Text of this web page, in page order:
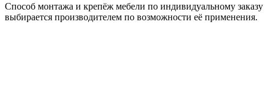
Способ монтажа и крепёж мебели по индивидуальному заказу
выбирается производителем по возможности её применения.